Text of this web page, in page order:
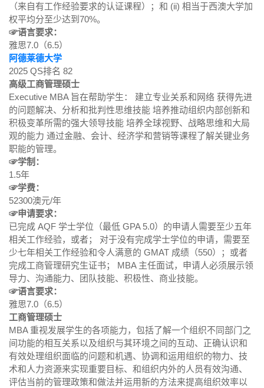
（来自有工作经验要求的认证课程）；和 (ii) 相当于西澳大学加
权平均分至少达到70%。
☞语言要求：
雅思7.0（6.5）
阿德莱德大学
2025 QS排名 82
高级工商管理硕士
Executive MBA 旨在帮助学生： 建立专业关系和网络 获得先进
的问题解决、分析和批判性思维技能 培养推动组织内部创新和
积极变革所需的强大领导技能 培养全球视野、战略思维和大局
观的能力 通过金融、会计、经济学和营销等课程了解关键业务
职能的管理。
☞学制：
1.5年
☞学费：
52300澳元/年
☞申请要求：
已完成 AQF 学士学位（最低 GPA 5.0）的申请人需要至少五年
相关工作经验，或者； 对于没有完成学士学位的申请，需要至
少七年相关工作经验和令人满意的 GMAT 成绩（550）；或者
完成工商管理研究生证书； MBA 主任面试，申请人必须展示领
导力、沟通能力、团队技能、积极性、商业技能。
☞语言要求：
雅思7.0（6.5）
工商管理硕士
MBA 重视发展学生的各项能力，包括了解一个组织不同部门之
间功能的相互关系以及组织与其环境之间的互动、正确认识和
有效处理组织面临的问题和机遇、协调和运用组织的物力、技
术和人力资源来实现重要目标、和组织内外的人员有效沟通、
评估当前的管理政策和做法并运用新的方法来提高组织效率以